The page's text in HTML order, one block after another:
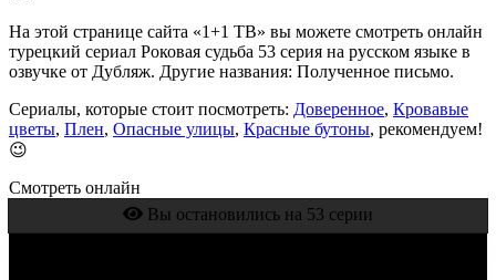
На этой странице сайта «1+1 ТВ» вы можете смотреть онлайн
турецкий сериал Роковая судьба 53 серия на русском языке в
озвучке от Дубляж. Другие названия: Полученное письмо.
Сериалы, которые стоит посмотреть: Доверенное, Кровавые
цветы, Плен, Опасные улицы, Красные бутоны, рекомендуем!
😉
Смотреть онлайн
Вы остановились на 53 серии